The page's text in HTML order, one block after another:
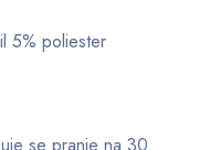
5% poliester
se pranje na 30